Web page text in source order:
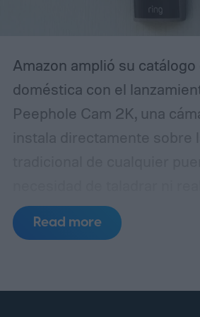
realmente responda como
Amazon amplió su
doméstica con el
Peephole Cam 2K, una
instala directamente sobre
modificaciones
está pensado
Read more